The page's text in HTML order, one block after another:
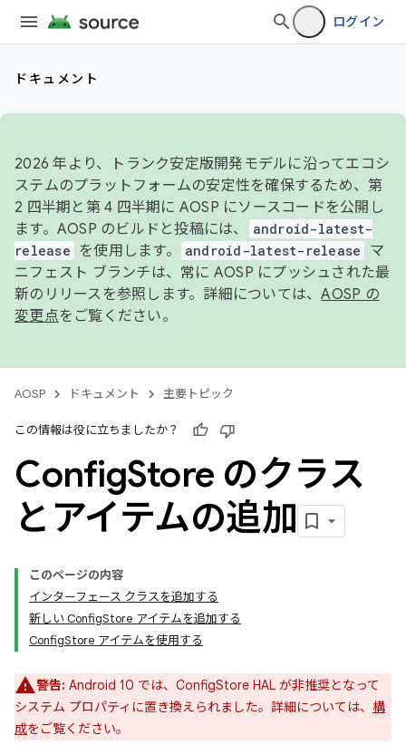
ログイン
ドキュメント
2026 年より、トランク安定版開発モデルに沿ってエコシ
ステムのプラットフォームの安定性を確保するため、第
2 四半期と第 4 四半期に AOSP にソースコードを公開し
ます。AOSP のビルドと投稿には、
android-latest-
release
を使用します。 android-latest-release
マ
ニフェスト ブランチは、常に AOSP にプッシュされた最
新のリリースを参照します。詳細については、AOSP の
変更点をご覧ください。
AOSP ドキュメント 主要トピック
この情報は役に立ちましたか？
ConfigStore のクラス
とアイテムの追加
このページの内容
インターフェース クラスを追加する
新しい ConfigStore アイテムを追加する
ConfigStore アイテムを使用する
警告: Android 10 では、ConfigStore HAL が非推奨となって
システム プロパティに置き換えられました。詳細については、 構
成をご覧ください。